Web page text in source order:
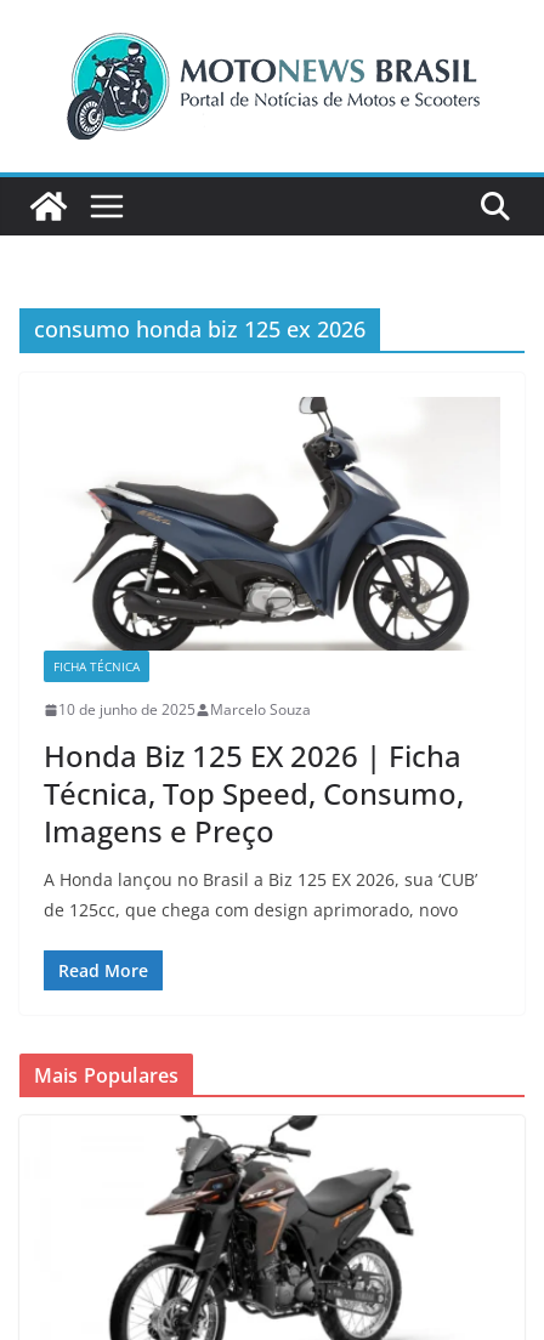
conteúdo
consumo honda biz 125 ex 2026
FICHA TÉCNICA
10 de junho de 2025 Marcelo Souza
Honda Biz 125 EX 2026 | Ficha
Técnica, Top Speed, Consumo,
Imagens e Preço
A Honda lançou no Brasil a Biz 125 EX 2026, sua ‘CUB’
de 125cc, que chega com design aprimorado, novo
Read More
Mais Populares